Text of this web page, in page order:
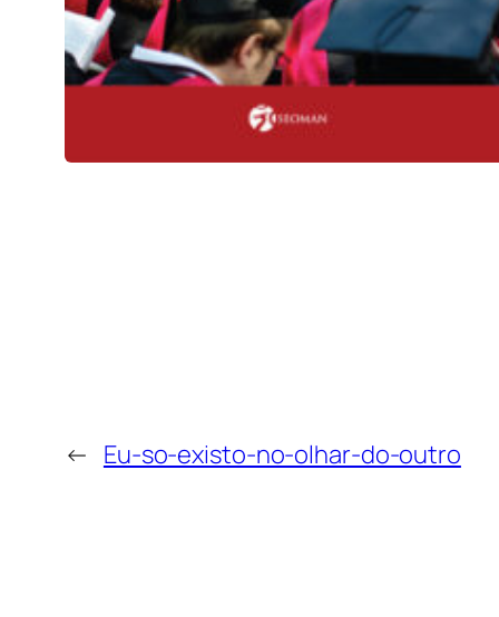
← Eu-so-existo-no-olhar-do-outro